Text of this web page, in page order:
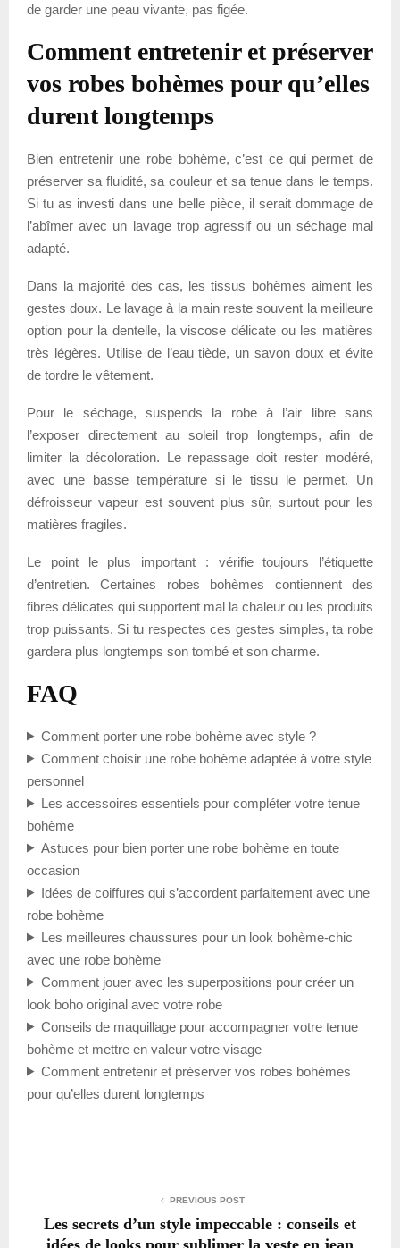
de garder une peau vivante, pas figée.
Comment entretenir et préserver
vos robes bohèmes pour qu’elles
durent longtemps
Bien entretenir une robe bohème, c’est ce qui permet de
préserver sa fluidité, sa couleur et sa tenue dans le temps.
Si tu as investi dans une belle pièce, il serait dommage de
l’abîmer avec un lavage trop agressif ou un séchage mal
adapté.
Dans la majorité des cas, les tissus bohèmes aiment les
gestes doux. Le lavage à la main reste souvent la meilleure
option pour la dentelle, la viscose délicate ou les matières
très légères. Utilise de l’eau tiède, un savon doux et évite
de tordre le vêtement.
Pour le séchage, suspends la robe à l’air libre sans
l’exposer directement au soleil trop longtemps, afin de
limiter la décoloration. Le repassage doit rester modéré,
avec une basse température si le tissu le permet. Un
défroisseur vapeur est souvent plus sûr, surtout pour les
matières fragiles.
Le point le plus important : vérifie toujours l’étiquette
d’entretien. Certaines robes bohèmes contiennent des
fibres délicates qui supportent mal la chaleur ou les produits
trop puissants. Si tu respectes ces gestes simples, ta robe
gardera plus longtemps son tombé et son charme.
FAQ
Comment porter une robe bohème avec style ?
Comment choisir une robe bohème adaptée à votre style
personnel
Les accessoires essentiels pour compléter votre tenue
bohème
Astuces pour bien porter une robe bohème en toute
occasion
Idées de coiffures qui s’accordent parfaitement avec une
robe bohème
Les meilleures chaussures pour un look bohème-chic
avec une robe bohème
Comment jouer avec les superpositions pour créer un
look boho original avec votre robe
Conseils de maquillage pour accompagner votre tenue
bohème et mettre en valeur votre visage
Comment entretenir et préserver vos robes bohèmes
pour qu’elles durent longtemps
PREVIOUS POST
Les secrets d’un style impeccable : conseils et
idées de looks pour sublimer la veste en jean